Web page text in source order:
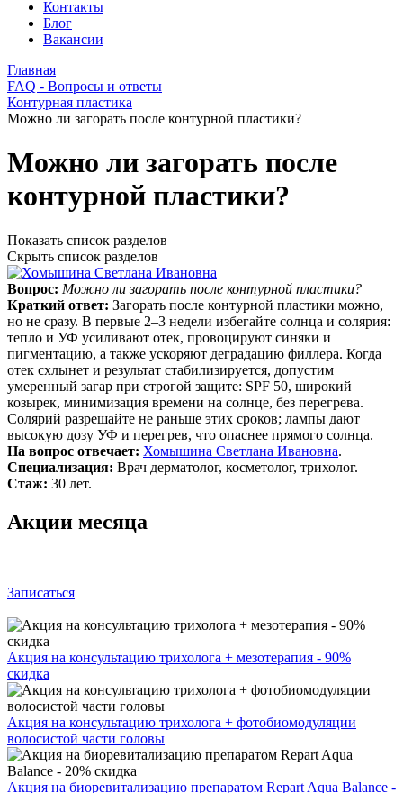
Контакты
Блог
Вакансии
Главная
FAQ - Вопросы и ответы
Контурная пластика
Можно ли загорать после контурной пластики?
Можно ли загорать после
контурной пластики?
Показать список разделов
Скрыть список разделов
Вопрос: Можно ли загорать после контурной пластики?
Краткий ответ: Загорать после контурной пластики можно,
но не сразу. В первые 2–3 недели избегайте солнца и солярия:
тепло и УФ усиливают отек, провоцируют синяки и
пигментацию, а также ускоряют деградацию филлера. Когда
отек схлынет и результат стабилизируется, допустим
умеренный загар при строгой защите: SPF 50, широкий
козырек, минимизация времени на солнце, без перегрева.
Солярий разрешайте не раньше этих сроков; лампы дают
высокую дозу УФ и перегрев, что опаснее прямого солнца.
На вопрос отвечает: Хомышина Светлана Ивановна.
Специализация: Врач дерматолог, косметолог, трихолог.
Стаж: 30 лет.
Акции месяца
Записаться
Акция на консультацию трихолога + мезотерапия - 90%
скидка
Акция на консультацию трихолога + фотобиомодуляции
волосистой части головы
Акция на биоревитализацию препаратом Repart Aqua Balance -